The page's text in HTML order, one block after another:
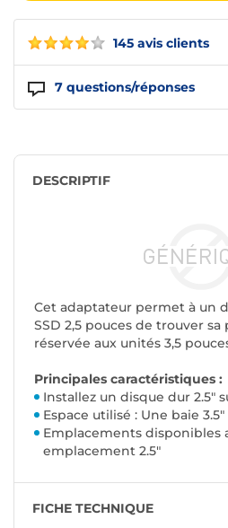
145 avis clients
7 questions/réponses
DESCRIPTIF
Cet adaptateur permet à un
SSD 2,5 pouces de trouver
réservée aux unités 3,5
Principales caractéristiques :
Installez un disque dur 2.5"
Espace utilisé : Une baie 3.5"
Emplacements disponibles
emplacement 2.5"
FICHE TECHNIQUE